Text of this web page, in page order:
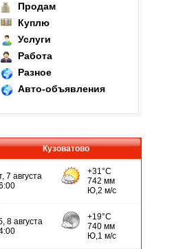
Продам
Куплю
Услуги
Работа
Разное
Авто-объявления
Кузоватово